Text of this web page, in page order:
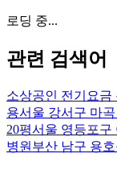
로딩 중...
관련 검색어
소상공인 전기요금
용서울 강서구 마
20평서울 영등포구
병원 부산 남구 용